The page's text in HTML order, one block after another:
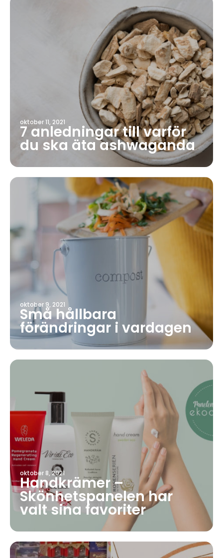
oktober 11, 2021
7 anledningar till varför
du ska äta ashwaganda
oktober 9, 2021
Små hållbara
förändringar i vardagen
oktober 8, 2021
Handkrämer –
Skönhetspanelen har
valt sina favoriter